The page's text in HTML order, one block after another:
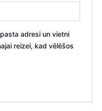
adresi un vietni
reizei, kad vēlēšos